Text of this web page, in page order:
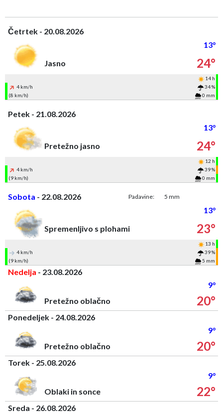
Četrtek - 20.08.2026
13°
Jasno
24°
14 h
4 km/h
34 %
(8 km/h)
0 mm
Petek - 21.08.2026
13°
Pretežno jasno
24°
12 h
4 km/h
39 %
(9 km/h)
0 mm
Sobota - 22.08.2026 Padavine: 5 mm
13°
Spremenljivo s plohami
23°
13 h
4 km/h
39 %
(9 km/h)
5 mm
Nedelja - 23.08.2026
9°
Pretežno oblačno
20°
Ponedeljek - 24.08.2026
9°
Pretežno oblačno
20°
Torek - 25.08.2026
9°
Oblaki in sonce
22°
Sreda - 26.08.2026